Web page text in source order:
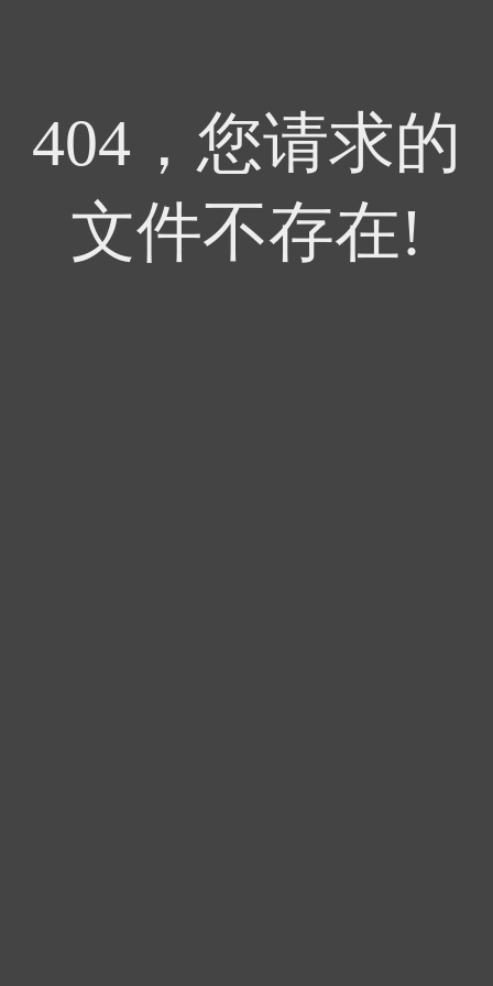
404，您请求的
文件不存在!